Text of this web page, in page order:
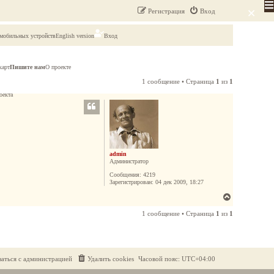
×
устройствEnglish version Вход
Пишите намО проекте
Вход
Регистрация
1 сообщение • Страница 1 из 1
admin
Администратор
Сообщения: 4219
Зарегистрирован: 04 дек 2009, 18:27
1 сообщение • Страница 1 из 1
Часовой пояс: UTC+04:00
Удалить cookies
с администрацией